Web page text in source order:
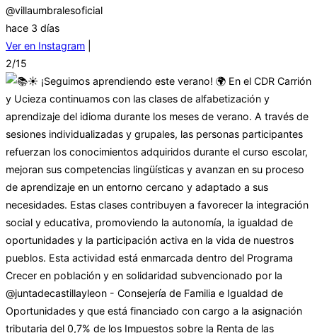
@villaumbralesoficial
hace 3 días
Ver en Instagram
2/15